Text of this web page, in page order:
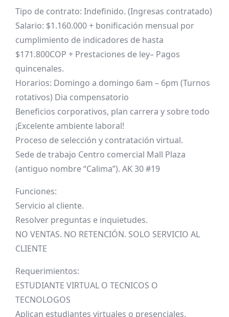
Tipo de contrato: Indefinido. (Ingresas contratado)
Salario: $1.160.000 + bonificación mensual por
cumplimiento de indicadores de hasta
$171.800COP + Prestaciones de ley– Pagos
quincenales.
Horarios: Domingo a domingo 6am – 6pm (Turnos
rotativos) Dia compensatorio
Beneficios corporativos, plan carrera y sobre todo
¡Excelente ambiente laboral!
Proceso de selección y contratación virtual.
Sede de trabajo Centro comercial Mall Plaza
(antiguo nombre “Calima”). AK 30 #19
Funciones:
Servicio al cliente.
Resolver preguntas e inquietudes.
NO VENTAS. NO RETENCIÓN. SOLO SERVICIO AL
CLIENTE
Requerimientos:
ESTUDIANTE VIRTUAL O TECNICOS O
TECNOLOGOS
Aplican estudiantes virtuales o presenciales.